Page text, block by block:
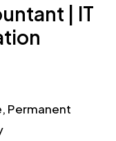
| IT
Permanent